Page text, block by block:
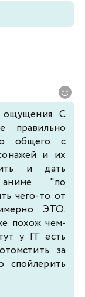
ощущения. С
правильно
общего с
и их
и дать
аниме "по
чего-то от
ЭТО.
похож чем-
у ГГ есть
за
спойлерить